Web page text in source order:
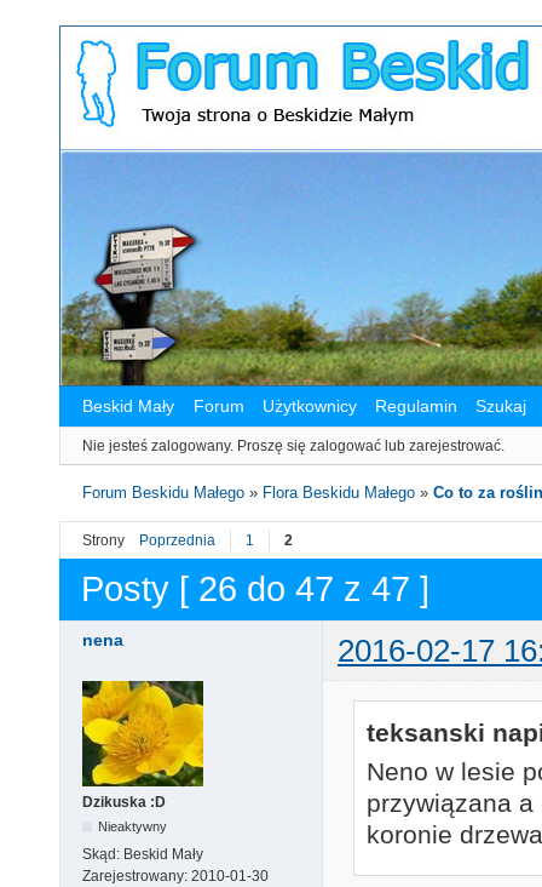
Beskid Mały Forum Użytkownicy Regulamin Szukaj
Nie jesteś zalogowany. Proszę się zalogować lub zarejestrować.
Forum Beskidu Małego » Flora Beskidu Małego »Co to za
Strony Poprzednia 1 2
Posty [ 26 do 47 z 47 ]
nena 2016-02-17
Dzikuska :D
Nieaktywny
Skąd: Beskid Mały
Zarejestrowany: 2010-01-30
teksanski
Neno w lesie
przywiązana a
koronie